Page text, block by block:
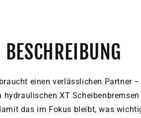
BESCHREIBUNG
einen verlässlichen Partner
XT
das im Fokus bleibt, was